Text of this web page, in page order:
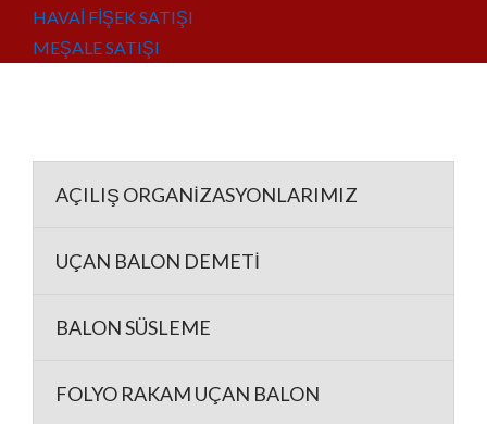
HAVAİ FİŞEK SATIŞI
MEŞALE SATIŞI
AÇILIŞ ORGANİZASYONLARIMIZ
UÇAN BALON DEMETİ
BALON SÜSLEME
FOLYO RAKAM UÇAN BALON